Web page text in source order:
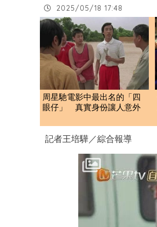
2025/05/18 17:48
周星馳電影中最出名的「四
眼仔」 真實身份讓人意外
記者王培驊／綜合報導